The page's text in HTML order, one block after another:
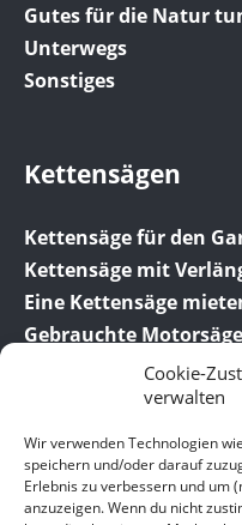
Cookie-
verwalten
Wir verwenden Technologien
speichern und/oder darauf
Erlebnis zu verbessern und um
anzuzeigen. Wenn du nicht
Gutes für die Natur
Unterwegs
Sonstiges
Kettensägen
Kettensäge für den
Kettensäge mit
Eine Kettensäge
Gebrauchte